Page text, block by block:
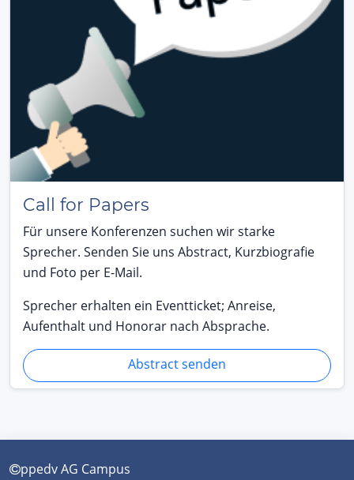
Call for Papers
Für unsere Konferenzen suchen wir starke
Sprecher. Senden Sie uns Abstract, Kurzbiografie
und Foto per E-Mail.
Sprecher erhalten ein Eventticket; Anreise,
Aufenthalt und Honorar nach Absprache.
Abstract senden
ppedv AG Campus